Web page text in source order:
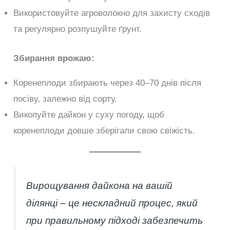
Використовуйте агроволокно для захисту сходів
та регулярно розпушуйте ґрунт.
Збирання врожаю:
Коренеплоди збирають через 40–70 днів після
посіву, залежно від сорту.
Викопуйте дайкон у суху погоду, щоб
коренеплоди довше зберігали свою свіжість.
Вирощування дайкона на вашій
ділянці – це нескладний процес, який
при правильному підході забезпечить